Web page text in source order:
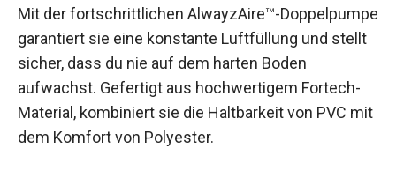
Mit der fortschrittlichen AlwayzAire™-
Doppelpumpe garantiert sie eine konstante
Luftfüllung und stellt sicher, dass du nie auf dem
harten Boden aufwachst. Gefertigt aus
hochwertigem Fortech-Material, kombiniert sie
die Haltbarkeit von PVC mit dem Komfort von